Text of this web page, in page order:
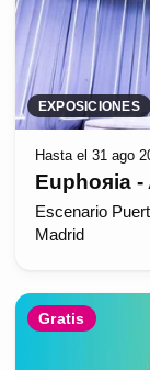
EXPOSICIONES
Hasta el 31 ago
Euphoяia -
Escenario
Madrid
Gratis